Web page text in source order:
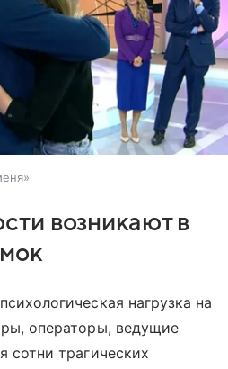
возникают в
нагрузка на
операторы, ведущие
сотни трагических